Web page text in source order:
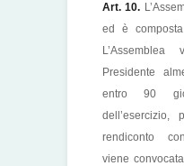
Art. 10.
ed è
Presidente
entro 90
dell’esercizio,
rendiconto
viene